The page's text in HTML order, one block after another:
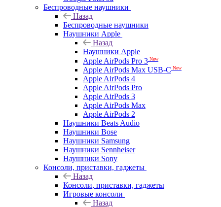
Беспроводные наушники
Назад
Беспроводные наушники
Наушники Apple
Назад
Наушники Apple
Apple AirPods Pro 3 New
Apple AirPods Max USB-C New
Apple AirPods 4
Apple AirPods Pro
Apple AirPods 3
Apple AirPods Max
Apple AirPods 2
Наушники Beats Audio
Наушники Bose
Наушники Samsung
Наушники Sennheiser
Наушники Sony
Консоли, приставки, гаджеты
Назад
Консоли, приставки, гаджеты
Игровые консоли
Назад